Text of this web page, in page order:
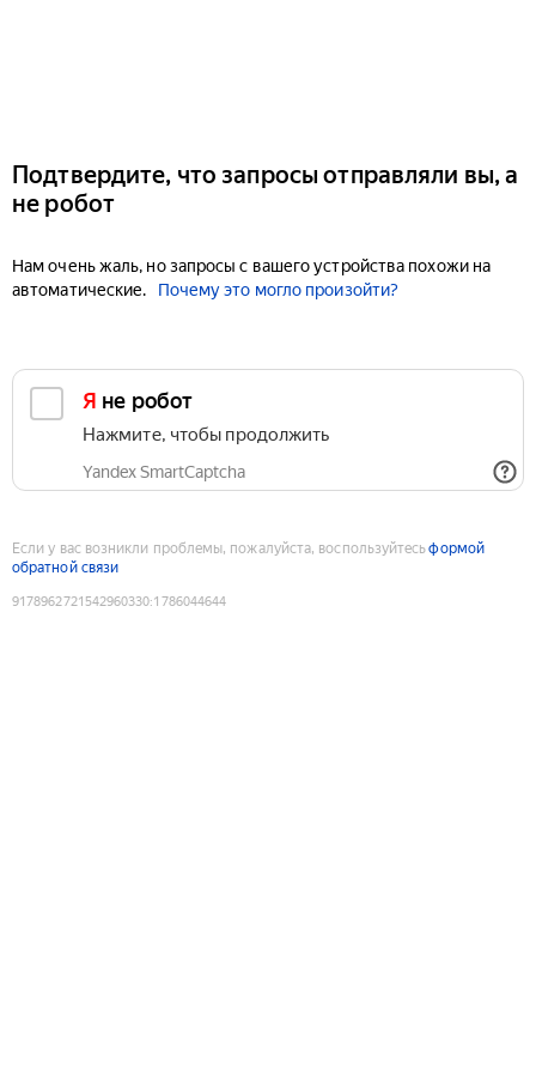
Подтвердите, что запросы отправляли вы, а
не робот
Нам очень жаль, но запросы с вашего устройства похожи на
автоматические.
Почему это могло произойти?
Я не робот
Нажмите, чтобы продолжить
Yandex SmartCaptcha
Если у вас возникли проблемы, пожалуйста, воспользуйтесьформой
обратной связи
9178962721542960330:1786044644